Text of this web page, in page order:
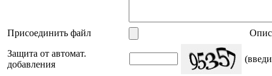
Присоединить файл
Защита от автомат.
добавления